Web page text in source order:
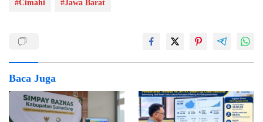
#Cimahi #Jawa Barat
Baca Juga